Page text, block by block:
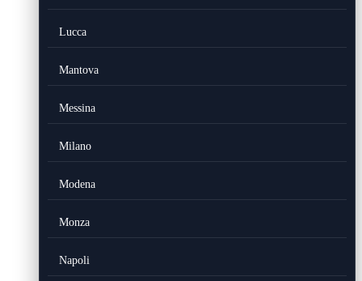
Lucca
Mantova
Messina
Milano
Modena
Monza
Napoli